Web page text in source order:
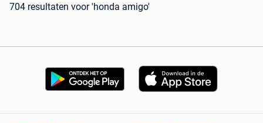
704 resultaten voor 'honda amigo'